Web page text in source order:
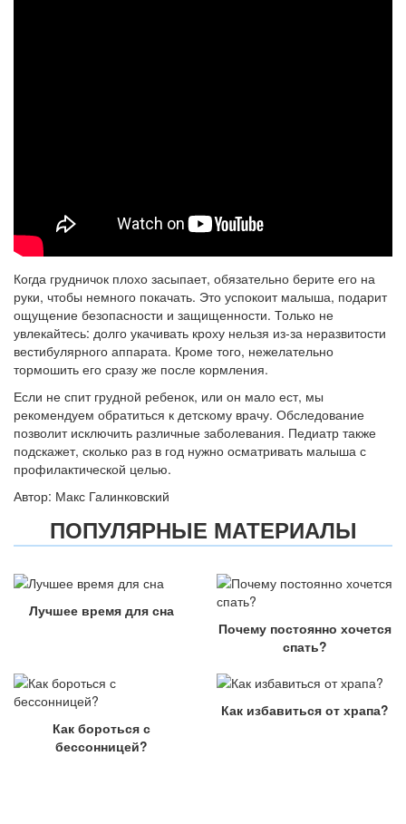
Когда грудничок плохо засыпает, обязательно берите его на
руки, чтобы немного покачать. Это успокоит малыша, подарит
ощущение безопасности и защищенности. Только не
увлекайтесь: долго укачивать кроху нельзя из-за неразвитости
вестибулярного аппарата. Кроме того, нежелательно
тормошить его сразу же после кормления.
Если не спит грудной ребенок, или он мало ест, мы
рекомендуем обратиться к детскому врачу. Обследование
позволит исключить различные заболевания. Педиатр также
подскажет, сколько раз в год нужно осматривать малыша с
профилактической целью.
Автор: Макс Галинковский
ПОПУЛЯРНЫЕ МАТЕРИАЛЫ
Лучшее время для сна
Почему постоянно хочется
спать?
Как бороться с
бессонницей?
Как избавиться от храпа?